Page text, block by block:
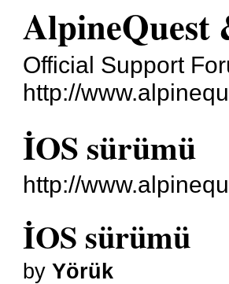
AlpineQuest
Official Support
http://
İOS sürümü
http://
İOS sürümü
byYörük